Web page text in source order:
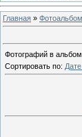
Главная » Фотоальбом
Фотографий в
Сортировать по: Дате